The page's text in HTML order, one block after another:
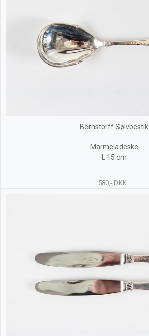
Bernstorff Sølvbestik
Marmeladeske
L 15 cm
580,- DKK